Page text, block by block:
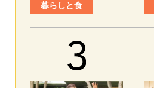
暮らしと食